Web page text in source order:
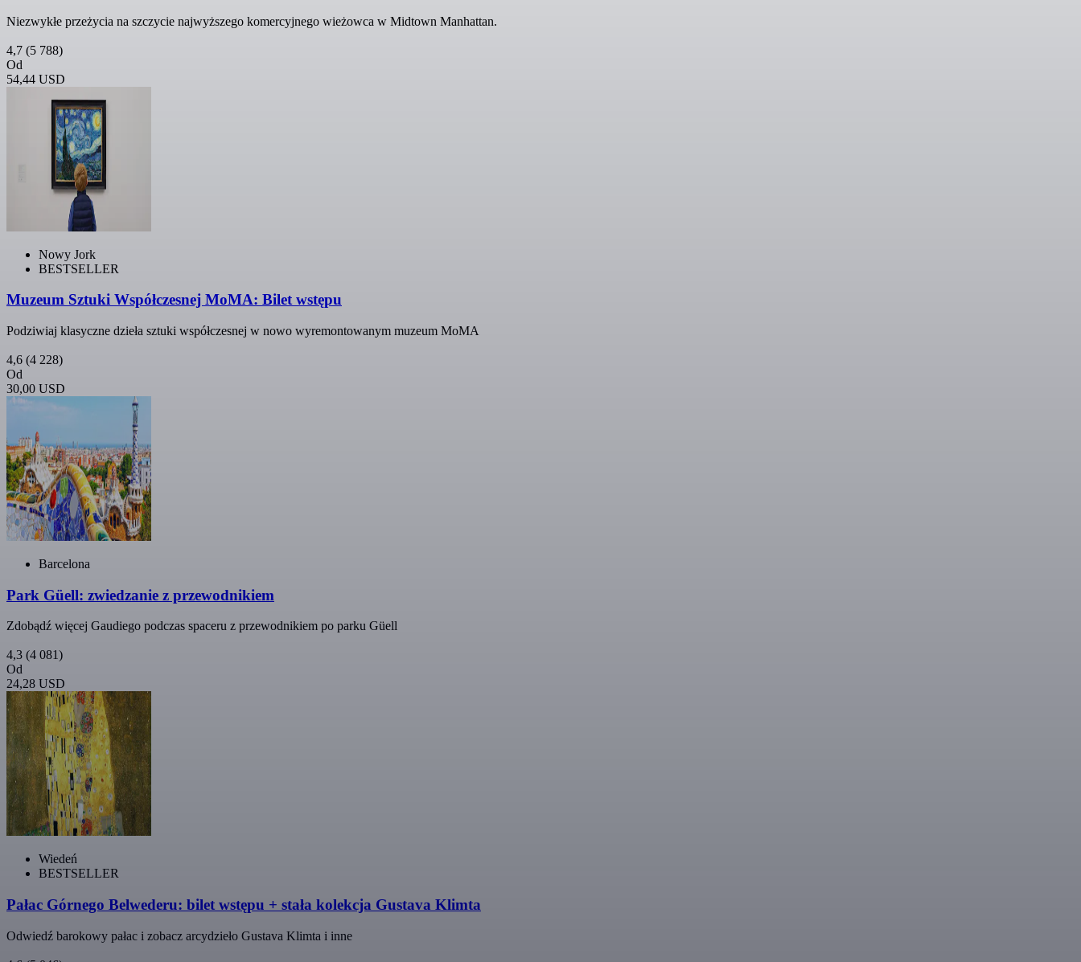
Niezwykłe przeżycia na szczycie najwyższego komercyjnego wieżowca w Midtown Manhattan.
4,7 (5 788)
Od
54,44 USD
Nowy Jork
BESTSELLER
Muzeum Sztuki Współczesnej MoMA: Bilet wstępu
Podziwiaj klasyczne dzieła sztuki współczesnej w nowo wyremontowanym muzeum MoMA
4,6 (4 228)
Od
30,00 USD
Barcelona
Park Güell: zwiedzanie z przewodnikiem
Zdobądź więcej Gaudiego podczas spaceru z przewodnikiem po parku Güell
4,3 (4 081)
Od
24,28 USD
Wiedeń
BESTSELLER
Pałac Górnego Belwederu: bilet wstępu + stała kolekcja Gustava Klimta
Odwiedź barokowy pałac i zobacz arcydzieło Gustava Klimta i inne